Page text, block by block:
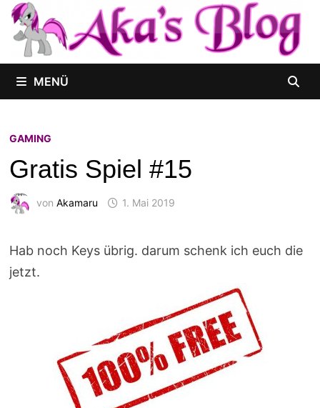
Zum
Inhalt
springen
MENÜ
GAMING
Gratis Spiel #15
von Akamaru 1. Mai 2019
Hab noch Keys übrig. darum schenk ich euch die
jetzt.